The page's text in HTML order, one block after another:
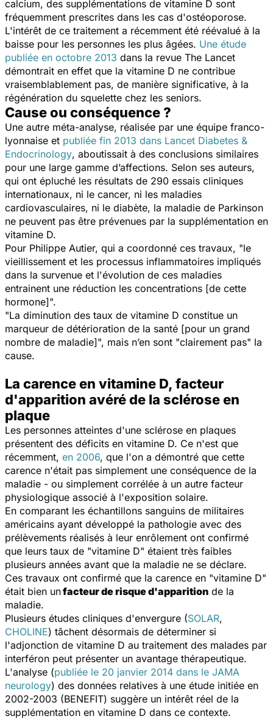
calcium, des supplémentations de vitamine D sont
fréquemment prescrites dans les cas d'ostéoporose.
L'intérêt de ce traitement a récemment été réévalué à la
baisse pour les personnes les plus âgées. Une étude
publiée en octobre 2013 dans la revue The Lancet
démontrait en effet que la vitamine D ne contribue
vraisemblablement pas, de manière significative, à la
régénération du squelette chez les seniors.
Cause ou conséquence ?
Une autre méta-analyse, réalisée par une équipe franco-
lyonnaise et publiée fin 2013 dans Lancet Diabetes &
Endocrinology, aboutissait à des conclusions similaires
pour une large gamme d’affections. Selon ses auteurs,
qui ont épluché les résultats de 290 essais cliniques
internationaux, ni le cancer, ni les maladies
cardiovasculaires, ni le diabète, la maladie de Parkinson
ne peuvent pas être prévenues par la supplémentation en
vitamine D.
Pour Philippe Autier, qui a coordonné ces travaux, "le
vieillissement et les processus inflammatoires impliqués
dans la survenue et l'évolution de ces maladies
entrainent une réduction les concentrations [de cette
hormone]".
"La diminution des taux de vitamine D constitue un
marqueur de détérioration de la santé [pour un grand
nombre de maladie]", mais n’en sont "clairement pas" la
cause.
La carence en vitamine D, facteur
d'apparition avéré de la sclérose en
plaque
Les personnes atteintes d'une sclérose en plaques
présentent des déficits en vitamine D. Ce n'est que
récemment, en 2006, que l'on a démontré que cette
carence n'était pas simplement une conséquence de la
maladie - ou simplement corrélée à un autre facteur
physiologique associé à l'exposition solaire.
En comparant les échantillons sanguins de militaires
américains ayant développé la pathologie avec des
prélèvements réalisés à leur enrôlement ont confirmé
que leurs taux de "vitamine D" étaient très faibles
plusieurs années avant que la maladie ne se déclare.
Ces travaux ont confirmé que la carence en "vitamine D"
était bien unfacteur de risque d'apparition de la
maladie.
Plusieurs études cliniques d'envergure (SOLAR,
CHOLINE) tâchent désormais de déterminer si
l'adjonction de vitamine D au traitement des malades par
interféron peut présenter un avantage thérapeutique.
L'analyse (publiée le 20 janvier 2014 dans le JAMA
neurology) des données relatives à une étude initiée en
2002-2003 (BENEFIT) suggère un intérêt réel de la
supplémentation en vitamine D dans ce contexte.